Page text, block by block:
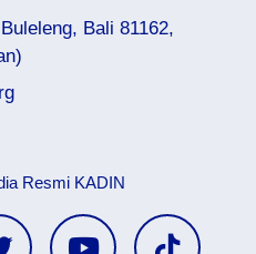
Bali 81162,
Resmi KADIN